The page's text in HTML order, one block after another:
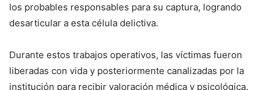
los probables responsables para su captura, logrando
desarticular a esta célula delictiva.
Durante estos trabajos operativos, las víctimas fueron
liberadas con vida y posteriormente canalizadas por la
institución para recibir valoración médica y psicológica.